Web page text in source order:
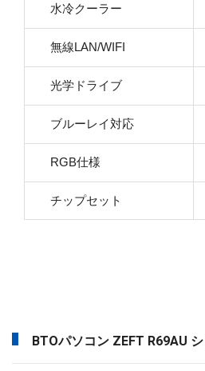
水冷クーラー
無線LAN/WIFI
光学ドライブ
ブルーレイ対応
RGB仕様
チップセット
BTOパソコン ZEFT R69AU